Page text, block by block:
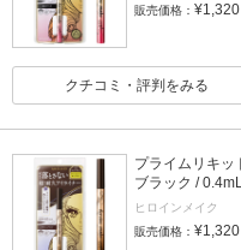
販売価格： ¥1,320
クチコミ・評判をみる
プライムリキッ
ブラック /
ヒロインメイク
販売価格： ¥1,320